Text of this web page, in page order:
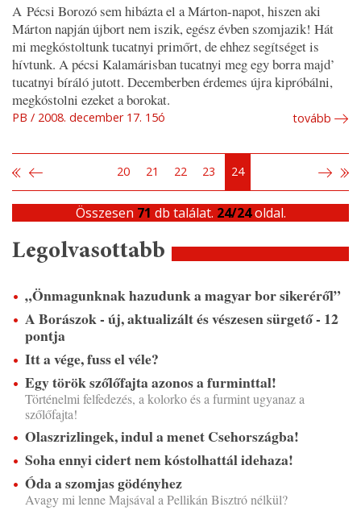
A Pécsi Borozó sem hibázta el a Márton-napot, hiszen aki
Márton napján újbort nem iszik, egész évben szomjazik! Hát
mi megkóstoltunk tucatnyi primőrt, de ehhez segítséget is
hívtunk. A pécsi Kalamárisban tucatnyi meg egy borra majd’
tucatnyi bíráló jutott. Decemberben érdemes újra kipróbálni,
megkóstolni ezeket a borokat.
PB 2008. december 17. 15ó tovább
20 21 22 23 24
Összesen 71 db találat. 24/24oldal.
Legolvasottabb
„Önmagunknak hazudunk a magyar bor sikeréről”
A Borászok - új, aktualizált és vészesen sürgető - 12
pontja
Itt a vége, fuss el véle?
Egy török szőlőfajta azonos a furminttal!
Történelmi felfedezés, a kolorko és a furmint ugyanaz a
szőlőfajta!
Olaszrizlingek, indul a menet Csehországba!
Soha ennyi cidert nem kóstolhattál idehaza!
Óda a szomjas gödényhez
Avagy mi lenne Majsával a Pellikán Bisztró nélkül?